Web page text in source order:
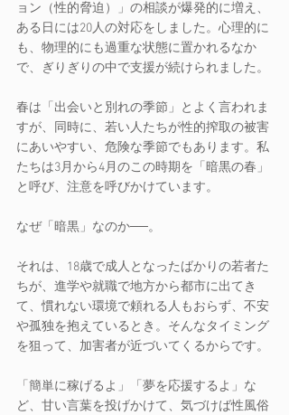
ョン（性的脅迫）」の相談が爆発的に増え、
ある日には20人の対応をしました。心理的に
も、物理的にも過重な状態に置かれるなか
で、ぎりぎりの中で支援が続けられました。
春は「出会いと別れの季節」とよく言われま
すが、同時に、若い人たちが性的搾取の被害
にあいやすい、危険な季節でもあります。私
たちは3月から4月のこの時期を「暗黒の春」
と呼び、注意を呼びかけています。
なぜ「暗黒」なのか──。
それは、18歳で成人となったばかりの若者た
ちが、進学や就職で地方から都市に出てき
て、慣れない環境で頼れる人もおらず、不安
や孤独を抱えているとき。そんなタイミング
を狙って、加害者が近づいてくるからです。
「簡単に稼げるよ」「夢を応援するよ」な
ど、甘い言葉を投げかけて、気づけば性風俗